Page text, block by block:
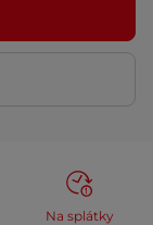
Na splátky